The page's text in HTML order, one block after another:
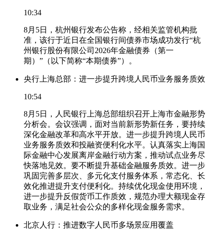
10:34
8月5日，杭州银行发布公告称，经相关监管机构批
准，该行于近日在全国银行间债券市场成功发行“杭
州银行股份有限公司2026年金融债券（第一
期）”（以下简称“本期债券”）。
央行上海总部：进一步提升跨境人民币业务服务质效
10:54
8月5日，人民银行上海总部组织召开上海市金融形势
分析会。会议强调，面对当前新形势新任务，要持续
深化金融改革和高水平开放。进一步提升跨境人民币
业务服务质效和投融资便利化水平。认真落实上海国
际金融中心发展离岸金融行动方案，推动试点业务尽
快落地见效。要不断提升基础金融服务质效。进一步
巩固完善多层次、多元化支付服务体系，常态化、长
效化推进提升支付便利化。持续优化现金使用环境，
进一步提升反假货币工作质效，规范办理大额现金存
取业务，满足社会公众的多样化现金服务需求。
北京人行：推进数字人民币多场景应用覆盖